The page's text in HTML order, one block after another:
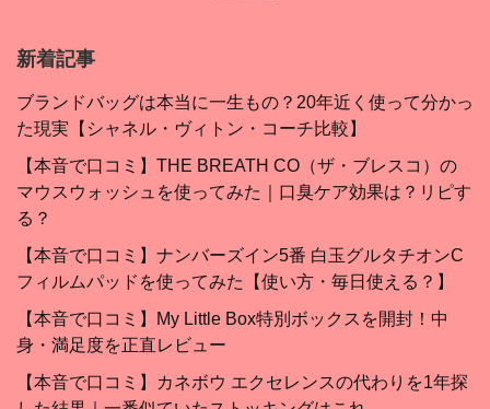
新着記事
ブランドバッグは本当に一生もの？20年近く使って分かっ
た現実【シャネル・ヴィトン・コーチ比較】
【本音で口コミ】THE BREATH CO（ザ・ブレスコ）の
マウスウォッシュを使ってみた｜口臭ケア効果は？リピす
る？
【本音で口コミ】ナンバーズイン5番 白玉グルタチオンC
フィルムパッドを使ってみた【使い方・毎日使える？】
【本音で口コミ】My Little Box特別ボックスを開封！中
身・満足度を正直レビュー
【本音で口コミ】カネボウ エクセレンスの代わりを1年探